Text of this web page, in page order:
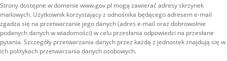
Strony dostępne w domenie www.gov.pl mogą zawierać adresy skrzynek
mailowych. Użytkownik korzystający z odnośnika będącego adresem e-mail
zgadza się na przetwarzanie jego danych (adres e-mail oraz dobrowolnie
podanych danych w wiadomości) w celu przesłania odpowiedzi na przesłane
pytania. Szczegóły przetwarzania danych przez każdą z jednostek znajdują się w
ich politykach przetwarzania danych osobowych.